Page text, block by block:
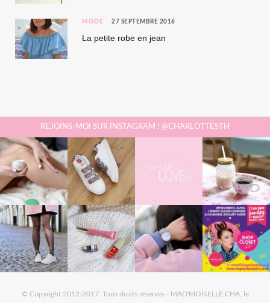
MODE 27 SEPTEMBRE 2016
La petite robe en jean
REJOINS-MOI SUR INSTAGRAM ! @CHARLOTTESTH
© Copyright 2012-2017. Tous droits réservés - MAD'MOISELLE CHA, le